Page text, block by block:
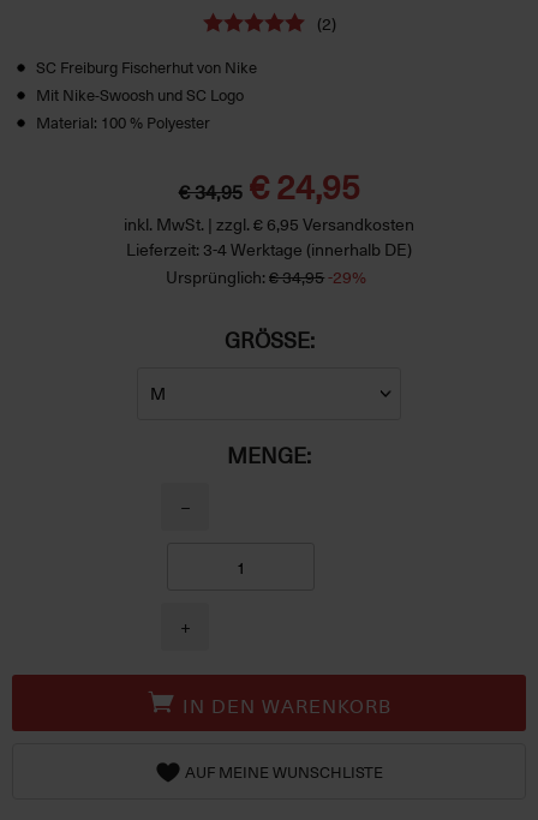
(2)
SC Freiburg Fischerhut von Nike
Mit Nike-Swoosh und SC Logo
Material: 100 % Polyester
€ 34,95 € 24,95
inkl. MwSt. | zzgl. € 6,95 Versandkosten
Lieferzeit: 3-4 Werktage (innerhalb DE)
Ursprünglich: € 34,95-29%
GRÖSSE:
MENGE:
−
+
IN DEN WARENKORB
AUF MEINE WUNSCHLISTE